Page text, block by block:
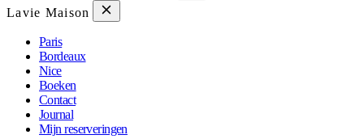
Lavie Maison
Paris
Bordeaux
Nice
Boeken
Contact
Journal
Mijn reserveringen